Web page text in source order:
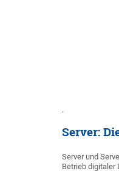
.
Server:
Server und
Betrieb digitaler